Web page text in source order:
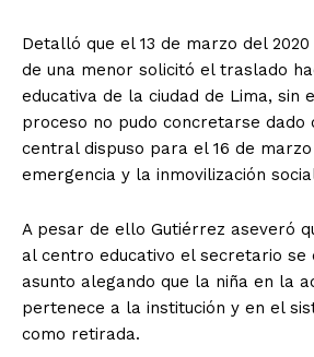
Detalló que el 13 de marzo del
de una menor solicitó el traslado
educativa de la ciudad de Lima, sin
proceso no pudo concretarse dado
central dispuso para el 16 de
emergencia y la inmovilización
A pesar de ello Gutiérrez aseveró
al centro educativo el secretario se
asunto alegando que la niña en la
pertenece a la institución y en el
como retirada.